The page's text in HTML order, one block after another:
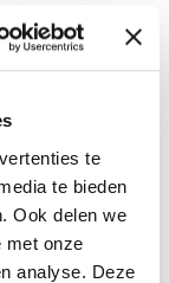
te
te bieden
Ook delen we
met onze
analyse. Deze
sierpot zetten en
de palm in een
netjes in de